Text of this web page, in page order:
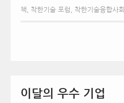
책 착한기술 포럼 착한기술융합사회
이달의 우수 기업